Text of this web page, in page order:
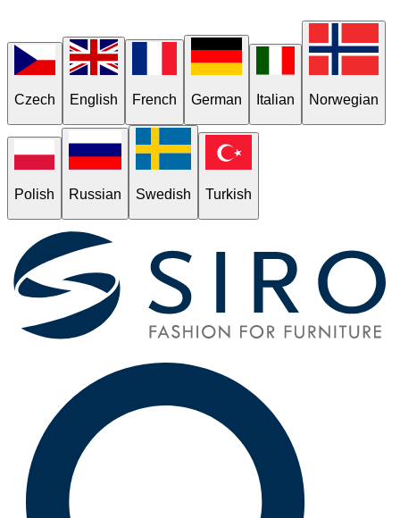
Czech English French German Italian Norwegian
Polish Russian Swedish Turkish